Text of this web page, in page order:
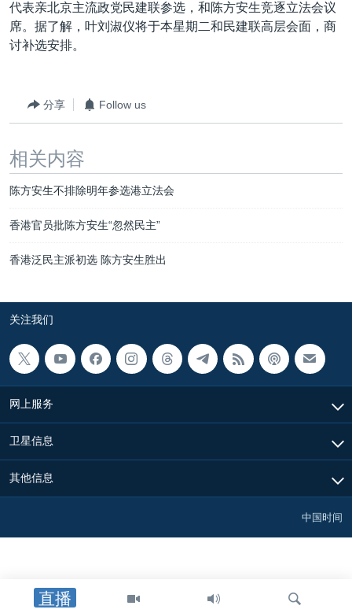
直播
代表亲北京主流政党民建联参选，和陈方安生竞逐立法会议
席。据了解，叶刘淑仪将于本星期二和民建联高层会面，商
讨补选安排。
分享 Follow us
相关内容
陈方安生不排除明年参选港立法会
香港官员批陈方安生“忽然民主”
香港泛民主派初选 陈方安生胜出
关注我们
网上服务
卫星信息
其他信息
中国时间